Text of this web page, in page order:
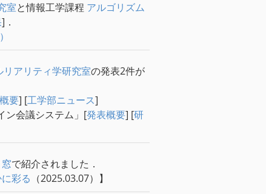
室と情報工学課程 アルゴリズム
]．
リアリティ学研究室の発表2件が
要] [工学部ニュース]
ン会議システム」[発表概要] [研
で紹介されました．
彩る （2025.03.07）】